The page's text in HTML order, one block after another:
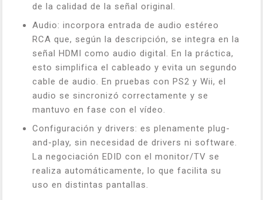
de la calidad de la señal original.
Audio: incorpora entrada de audio estéreo
RCA que, según la descripción, se integra en la
señal HDMI como audio digital. En la práctica,
esto simplifica el cableado y evita un segundo
cable de audio. En pruebas con PS2 y Wii, el
audio se sincronizó correctamente y se
mantuvo en fase con el vídeo.
Configuración y drivers: es plenamente plug-
and-play, sin necesidad de drivers ni software.
La negociación EDID con el monitor/TV se
realiza automáticamente, lo que facilita su
uso en distintas pantallas.